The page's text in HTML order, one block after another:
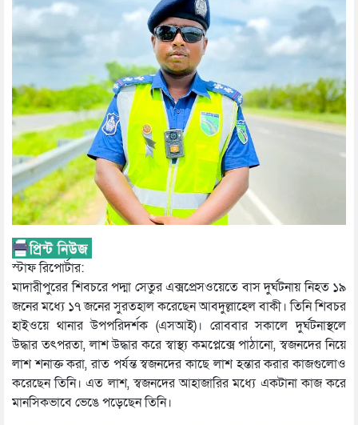
স্টাফ রিপোর্টার:
মাদারীপুরের শিবচরে পদ্মা সেতুর এক্সপ্রেসওয়েতে বাস দুর্ঘটনায় নিহত ১৯
জনের মধ্যে ১৭ জনের সুরতহাল করেছেন আবদুল্লাহেল বাকী। তিনি শিবচর
হাইওয়ে থানার উপপরিদর্শক (এসআই)। রোববার সকালে দুর্ঘটনাস্থলে
উদ্ধার তৎপরতা, লাশ উদ্ধার করে স্বাস্থ্য কমপ্লেক্সে পাঠানো, স্বজনদের নিয়ে
লাশ শনাক্ত করা, রাত পর্যন্ত স্বজনদের কাছে লাশ হন্তার করার কাজগুলোও
করেছেন তিনি। এত লাশ, স্বজনদের আহাজারির মধ্যে একটানা কাজ করে
মানসিকভাবে ভেঙে পড়েছেন তিনি।